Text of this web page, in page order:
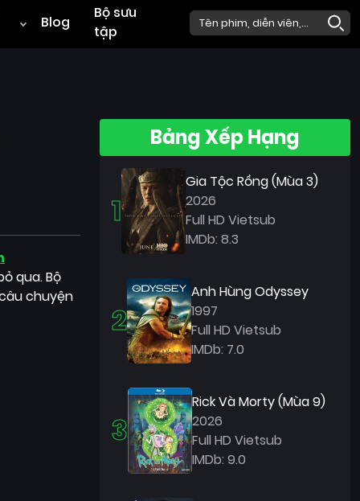
Blog
Bộ sưu
tập
qua. Bộ
chuyện
Bảng Xếp Hạng
1
Gia Tộc Rồng (Mùa 3)
2026
Full HD Vietsub
IMDb: 8.3
2
Anh Hùng Odyssey
1997
Full HD Vietsub
IMDb: 7.0
3
Rick Và Morty (Mùa 9)
2026
Full HD Vietsub
IMDb: 9.0